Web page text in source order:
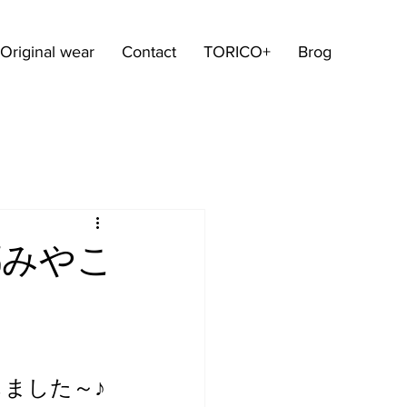
Original wear Contact TORICO+ Brog
やこ
した～♪